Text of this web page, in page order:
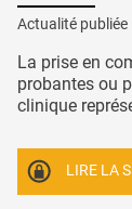
Actualité publiée
La prise en
probantes ou
clinique
LIRE LA